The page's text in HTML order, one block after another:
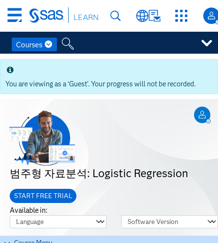
Skip
main
content
Skip
main
content
LEARN
Courses
You are viewing as a ‘Guest’. Your progress will not be recorded.
범주형 자료분석: Logistic Regression
START FREE TRIAL
Available in:
Course Language
Software Version